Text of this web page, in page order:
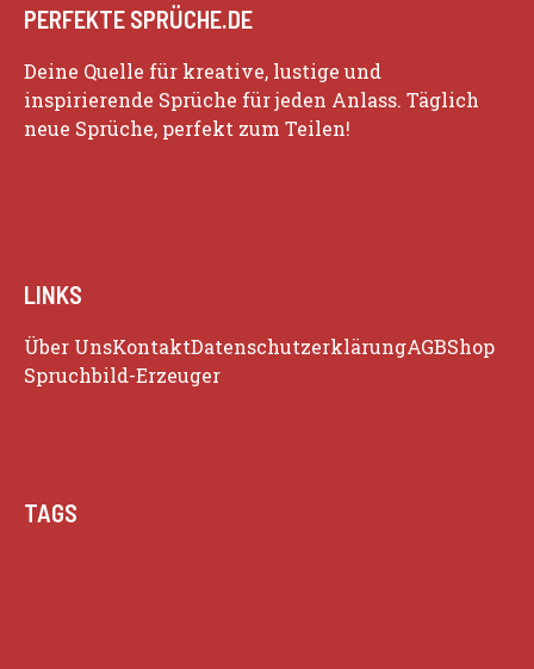
PERFEKTE SPRÜCHE.DE
Deine Quelle für kreative, lustige und
inspirierende Sprüche für jeden Anlass. Täglich
neue Sprüche, perfekt zum Teilen!
LINKS
Über UnsKontaktDatenschutzerklärungAGBShop
Spruchbild-Erzeuger
TAGS